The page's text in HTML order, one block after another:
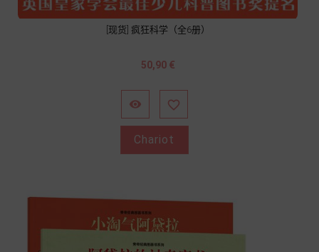
[现货] 疯狂科学（全6册）
Prix
50,90 €
 
Chariot